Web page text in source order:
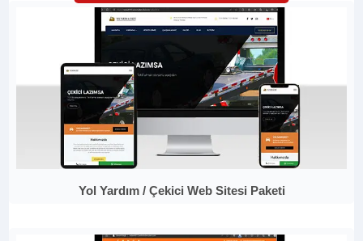
Yol Yardım / Çekici Web Sitesi Paketi